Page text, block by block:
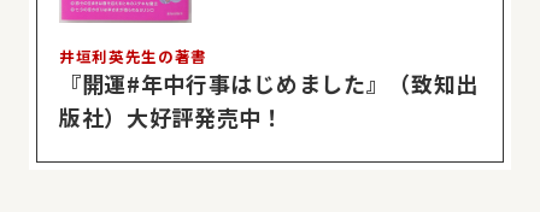
井垣利英先生の著書
『開運#年中行事はじめました』（致知出
版社）大好評発売中！